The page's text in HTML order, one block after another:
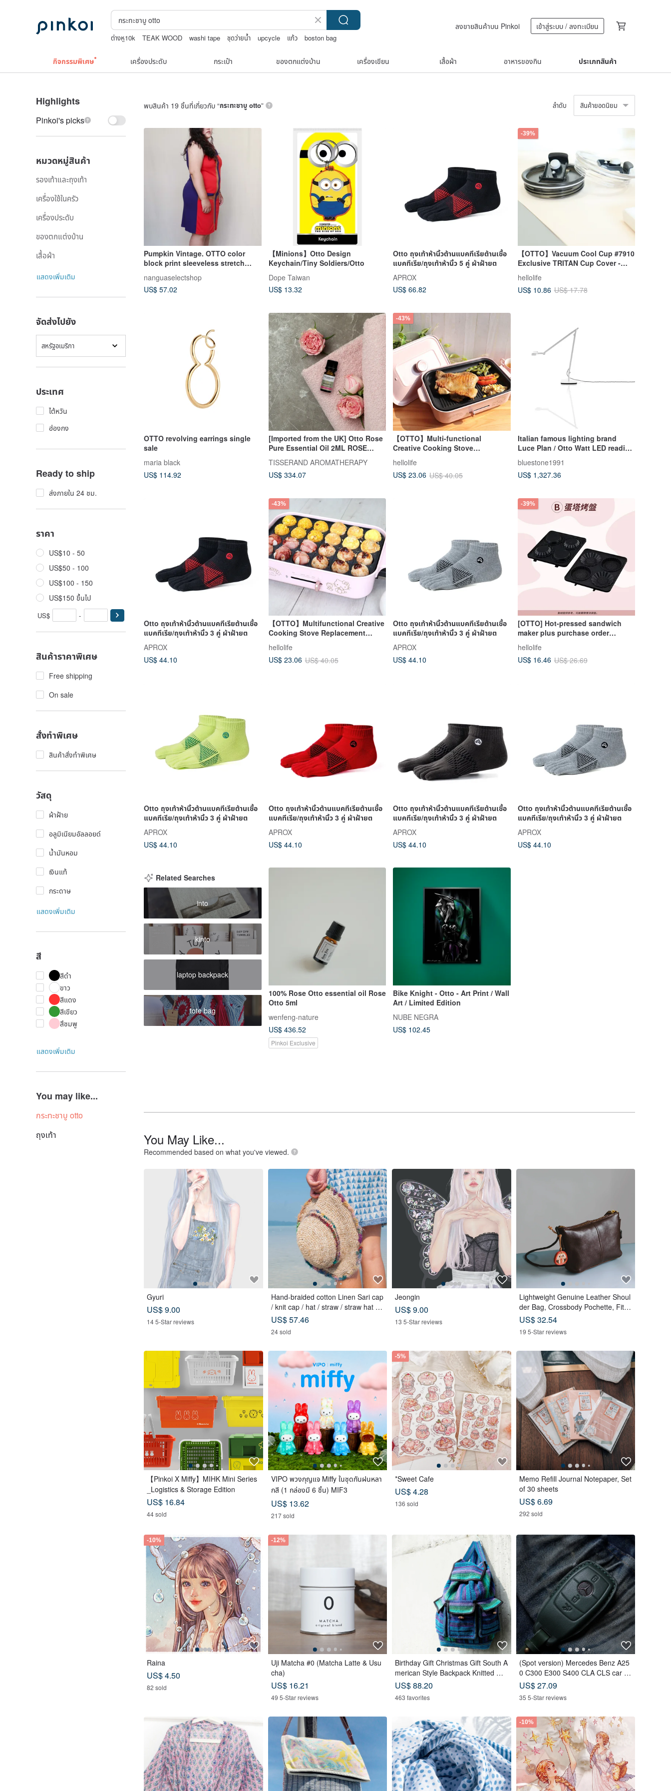
ต่างหู10k TEAK WOOD washi tape ชุดว่ายน้ำ upcycle แก้ว
boston bag
ลงขายสินค้าบน Pinkoi เข้าสู่ระบบ / ลงทะเบียน
กิจกรรมพิเศษ เครื่องประดับ กระเป๋า ของตกแต่งบ้าน เครื่องเขียน เสื้อผ้า อาหารของกิน ประเภทสินค้า
Highlights
Pinkoi's picks
หมวดหมู่สินค้า
รองเท้าและถุงเท้า
เครื่องใช้ในครัว
เครื่องประดับ
ของตกแต่งบ้าน
เสื้อผ้า
แสดงเพิ่มเติม
จัดส่งไปยัง
สหรัฐอเมริกา
ประเทศ
ไต้หวัน
ฮ่องกง
Ready to ship
ส่งภายใน 24 ชม.
ราคา
US$10 - 50
US$50 - 100
US$100 - 150
US$150 ขึ้นไป
US$ -
สินค้าราคาพิเศษ
Free shipping
On sale
สั่งทำพิเศษ
สินค้าสั่งทำพิเศษ
วัสดุ
ผ้าฝ้าย
อลูมิเนียมอัลลอยด์
น้ำมันหอม
เงินแท้
กระดาษ
แสดงเพิ่มเติม
สี
สีดำ
ขาว
สีแดง
สีเขียว
สึชมพู
แสดงเพิ่มเติม
You may like...
กระทะชาบู otto
ถุงเท้า
พบสินค้า 19 ชิ้นที่เกี่ยวกับ “กระทะชาบู otto” ลำดับ สินค้ายอดนิยม
Pumpkin Vintage. OTTO color
block print sleeveless stretch
nanguaselectshop
US$ 57.02
【Minions】Otto Design
Keychain/Tiny Soldiers/Otto
Dope Taiwan
US$ 13.32
Otto ถุงเท้าห้านิ้วต้านแบคทีเรียต้านเชื้อ
แบคทีเรีย/ถุงเท้าห้านิ้ว 5 คู่ ผ้าฝ้ายต
APROX
US$ 66.82
-39%
【OTTO】Vacuum Cool Cup #7910
Exclusive TRITAN Cup Cover -
Available)
hellolife
US$ 10.86 US$ 17.78
OTTO revolving earrings single
sale
maria black
US$ 114.92
[Imported from the UK] Otto Rose
Pure Essential Oil 2ML ROSE
TISSERAND AROMATHERAPY
US$ 334.07
-43%
【OTTO】Multi-functional
Creative Cooking Stove
Frying Pan (The product does not
include the host)
hellolife
US$ 23.06 US$ 40.05
Italian famous lighting brand
Luce Plan / Otto Watt LED reading
bluestone1991
US$ 1,327.36
Otto ถุงเท้าห้านิ้วต้านแบคทีเรียต้านเชื้อ
แบคทีเรีย/ถุงเท้าห้านิ้ว 3 คู่ ผ้าฝ้ายต
APROX
US$ 44.10
-43%
【OTTO】Multifunctional Creative
Cooking Stove Replacement
Plate-Octopus Grilling Plate (The
product does not include the
host)
hellolife
US$ 23.06 US$ 40.05
Otto ถุงเท้าห้านิ้วต้านแบคทีเรียต้านเชื้อ
แบคทีเรีย/ถุงเท้าห้านิ้ว 3 คู่ ผ้าฝ้ายต
APROX
US$ 44.10
-39%
[OTTO] Hot-pressed sandwich
maker plus purchase order
bakeware (four styles are
optional)
hellolife
US$ 16.46 US$ 26.69
Otto ถุงเท้าห้านิ้วต้านแบคทีเรียต้านเชื้อ
แบคทีเรีย/ถุงเท้าห้านิ้ว 3 คู่ ผ้าฝ้ายต
APROX
US$ 44.10
Otto ถุงเท้าห้านิ้วต้านแบคทีเรียต้านเชื้อ
แบคทีเรีย/ถุงเท้าห้านิ้ว 3 คู่ ผ้าฝ้ายต
APROX
US$ 44.10
Otto ถุงเท้าห้านิ้วต้านแบคทีเรียต้านเชื้อ
แบคทีเรีย/ถุงเท้าห้านิ้ว 3 คู่ ผ้าฝ้ายต
APROX
US$ 44.10
Otto ถุงเท้าห้านิ้วต้านแบคทีเรียต้านเชื้อ
แบคทีเรีย/ถุงเท้าห้านิ้ว 3 คู่ ผ้าฝ้ายต
APROX
US$ 44.10
Related Searches
into
kinto
laptop backpack
tote bag
100% Rose Otto essential oil Rose
Otto 5ml
wenfeng-nature
US$ 436.52
Pinkoi Exclusive
Bike Knight - Otto - Art Print / Wall
Art / Limited Edition
NUBE NEGRA
US$ 102.45
You May Like...
Recommended based on what you've viewed.
Gyuri
US$ 9.00
14 5-Star reviews
Hand-braided cotton Linen Sari cap
/ knit cap / hat / straw / straw hat -
Sari streaks compiled
US$ 57.46
24 sold
Jeongin
US$ 9.00
13 5-Star reviews
Lightweight Genuine Leather Shoul
der Bag, Crossbody Pochette, Fits
Long Wallet, Travel Pouch, Black, E
asy to Carry
US$ 32.54
19 5-Star reviews
【Pinkoi X Miffy】MIHK Mini Series
_Logistics & Storage Edition
US$ 16.84
44 sold
VIPO พวงกุญแจ Miffy ในชุดกันฝนหลา
กสี (1 กล่องมี 6 ชิ้น) MIF3
US$ 13.62
217 sold
-5%
*Sweet Cafe
US$ 4.28
136 sold
Memo Refill Journal Notepaper, Set
of 30 sheets
US$ 6.69
292 sold
-10%
Raina
US$ 4.50
82 sold
-12%
Uji Matcha #0 (Matcha Latte & Usu
cha)
US$ 16.21
49 5-Star reviews
Birthday Gift Christmas Gift South A
merican Style Backpack Knitted Ha
ndbag Backpack-Magic Teal
US$ 88.20
463 favorites
(Spot version) Mercedes Benz A25
0 C300 E300 S400 CLA CLS car ke
y leather case
US$ 27.09
35 5-Star reviews
-10%